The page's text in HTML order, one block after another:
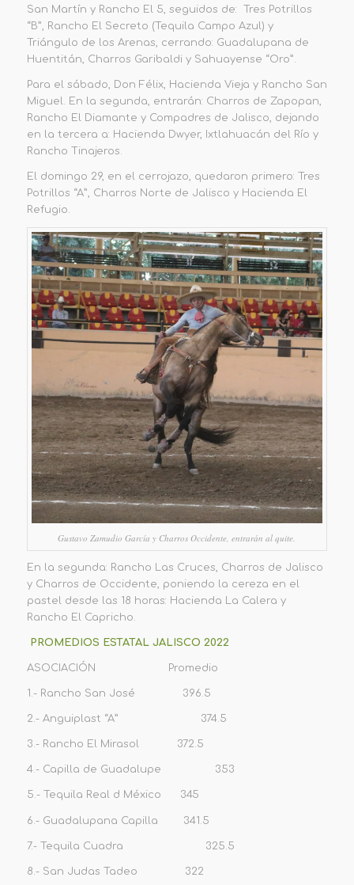
San Martín y Rancho El 5, seguidos de: Tres Potrillos
“B”, Rancho El Secreto (Tequila Campo Azul) y
Triángulo de los Arenas, cerrando: Guadalupana de
Huentitán, Charros Garibaldi y Sahuayense “Oro”.
Para el sábado, Don Félix, Hacienda Vieja y Rancho San
Miguel. En la segunda, entrarán: Charros de Zapopan,
Rancho El Diamante y Compadres de Jalisco, dejando
en la tercera a: Hacienda Dwyer, Ixtlahuacán del Río y
Rancho Tinajeros.
El domingo 29, en el cerrojazo, quedaron primero: Tres
Potrillos “A”, Charros Norte de Jalisco y Hacienda El
Refugio.
Gustavo Zamudio García y Charros Occidente, entrarán al quite.
En la segunda: Rancho Las Cruces, Charros de Jalisco
y Charros de Occidente, poniendo la cereza en el
pastel desde las 18 horas: Hacienda La Calera y
Rancho El Capricho.
PROMEDIOS ESTATAL JALISCO 2022
ASOCIACIÓN Promedio
1.- Rancho San José 396.5
2.- Anguiplast “A” 374.5
3.- Rancho El Mirasol 372.5
4.- Capilla de Guadalupe 353
5.- Tequila Real d México 345
6.- Guadalupana Capilla 341.5
7.- Tequila Cuadra 325.5
8.- San Judas Tadeo 322